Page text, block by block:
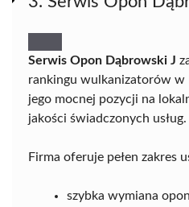
Serwis Opon Dąbrowski J
rankingu wulkanizatorów w
jego mocnej pozycji na
jakości świadczonych usług.
Firma oferuje pełen zakres
szybka wymiana